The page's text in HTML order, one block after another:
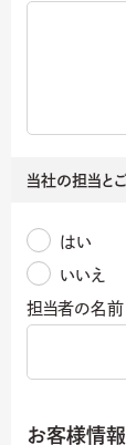
当社の担当と
はい
いいえ
担当者の名前
お客様情報